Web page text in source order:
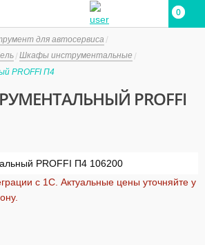
0
0
для автосервиса
Шкафы инструментальные
PROFFI П4
PROFFI
с 1С. Актуальные цены уточняйте у